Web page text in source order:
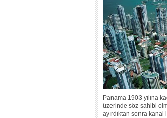
Panama 1903 yılına
üzerinde söz sahibi
ayırdıktan sonra